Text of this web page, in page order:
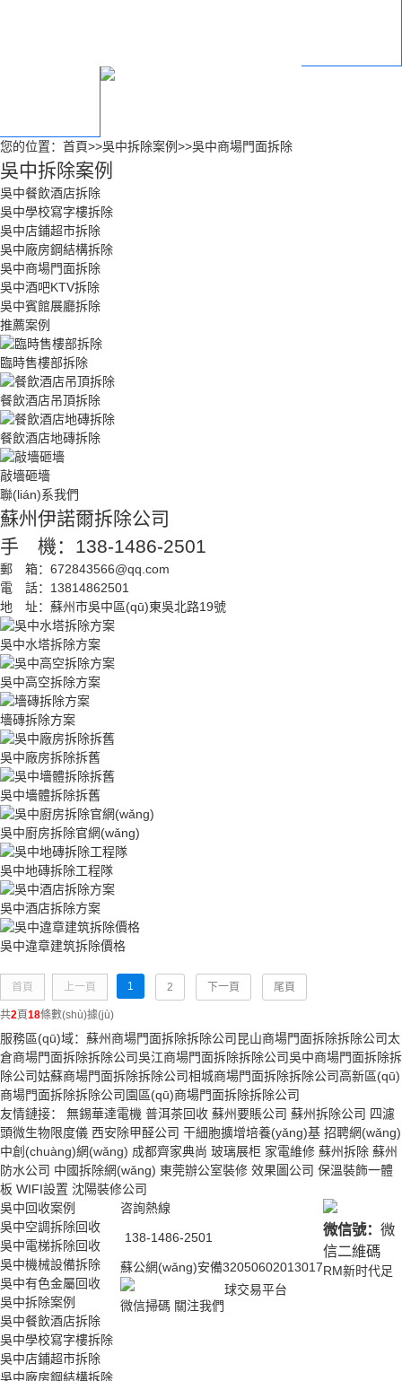
您的位置： 首頁>>吳中拆除案例>>吳中商場門面拆除
吳中拆除案例
吳中餐飲酒店拆除
吳中學校寫字樓拆除
吳中店鋪超市拆除
吳中廠房鋼結構拆除
吳中商場門面拆除
吳中酒吧KTV拆除
吳中賓館展廳拆除
推薦案例
臨時售樓部拆除
餐飲酒店吊頂拆除
餐飲酒店地磚拆除
敲墻砸墻
聯(lián)系我們
蘇州伊諾爾拆除公司
手 機：138-1486-2501
郵 箱：672843566@qq.com
電 話：13814862501
地 址：蘇州市吳中區(qū)東吳北路19號
吳中水塔拆除方案
吳中高空拆除方案
墻磚拆除方案
吳中廠房拆除拆舊
吳中墻體拆除拆舊
吳中廚房拆除官網(wǎng)
吳中地磚拆除工程隊
吳中酒店拆除方案
吳中違章建筑拆除價格
首頁 上一頁 1 2 下一頁 尾頁
共2頁18條數(shù)據(jù)
服務區(qū)域： 蘇州商場門面拆除拆除公司 昆山商場門面拆除拆除公司太
倉商場門面拆除拆除公司吳江商場門面拆除拆除公司吳中商場門面拆除拆
除公司姑蘇商場門面拆除拆除公司相城商場門面拆除拆除公司高新區(qū)
商場門面拆除拆除公司 園區(qū)商場門面拆除拆除公司
友情鏈接：
無錫華達電機 普洱茶回收 蘇州要賬公司 蘇州拆除公司 四濾
頭微生物限度儀 西安除甲醛公司 干細胞擴增培養(yǎng)基 招聘網(wǎng)
中創(chuàng)網(wǎng) 成都齊家典尚 玻璃展柜 家電維修 蘇州拆除 蘇州
防水公司 中國拆除網(wǎng) 東莞辦公室裝修 效果圖公司 保溫裝飾一體
板 WIFI設置 沈陽裝修公司
吳中回收案例
吳中空調拆除回收
吳中電梯拆除回收
吳中機械設備拆除
吳中有色金屬回收
吳中拆除案例
吳中餐飲酒店拆除
吳中學校寫字樓拆除
吳中店鋪超市拆除
吳中廠房鋼結構拆除
咨詢熱線
138-1486-2501
蘇公網(wǎng)安備32050602013017
微信掃碼 關注我們
微信號： 微
信二維碼
RM新时代足
球交易平台